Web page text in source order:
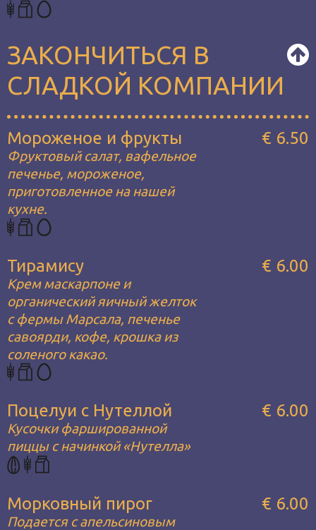
ЗАКОНЧИТЬСЯ В
СЛАДКОЙ КОМПАНИИ
Мороженое и фрукты
Фруктовый салат, вафельное
печенье, мороженое,
приготовленное на нашей
кухне.
€ 6.50
Тирамису
Крем маскарпоне и
органический яичный желток
с фермы Марсала, печенье
савоярди, кофе, крошка из
соленого какао.
€ 6.00
Поцелуи с Нутеллой
Кусочки фаршированной
пиццы с начинкой «Нутелла»
€ 6.00
Морковный пирог
Подается с апельсиновым
€ 6.00